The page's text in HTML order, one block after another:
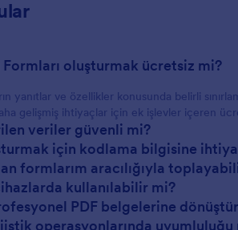
oluşturmak ücretsiz mi?
yanıtlar ve özellikler konusunda belirli
gelişmiş ihtiyaçlar için ek işlevler içeren
veriler güvenli mi?
için kodlama bilgisine
formlarım aracılığıyla
kullanılabilir mi?
PDF belgelerine
operasyonlarında